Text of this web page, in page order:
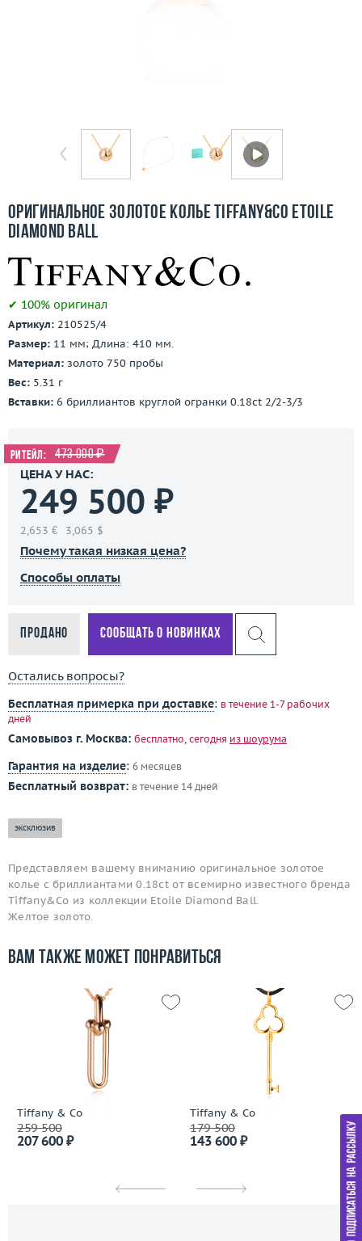
Контакты
Оригинальное золотое колье Tiffany&Co Etoile
Diamond Ball
✔ 100% оригинал
Артикул: 210525/4
Размер: 11 мм; Длина: 410 мм.
Материал: золото 750 пробы
Вес: 5.31 г
Вставки: 6 бриллиантов круглой огранки 0.18ct 2/2-3/3
Ритейл: 473 000 ₽
ЦЕНА У НАС:
249 500 ₽
2,653 € 3,065 $
Почему такая низкая цена?
Способы оплаты
Продано Сообщать о новинках
Остались вопросы?
Бесплатная примерка при доставке: в течение 1-7 рабочих
дней
Самовывоз г. Москва: бесплатно, сегодня из шоурума
Гарантия на изделие: 6 месяцев
Бесплатный возврат: в течение 14 дней
эксклюзив
Представляем вашему вниманию оригинальное золотое
колье с бриллиантами 0.18ct от всемирно известного бренда
Tiffany&Co из коллекции Etoile Diamond Ball.
Желтое золото.
Вам также может понравиться
Tiffany & Co
259 500
207 600 ₽
Tiffany & Co
179 500
143 600 ₽